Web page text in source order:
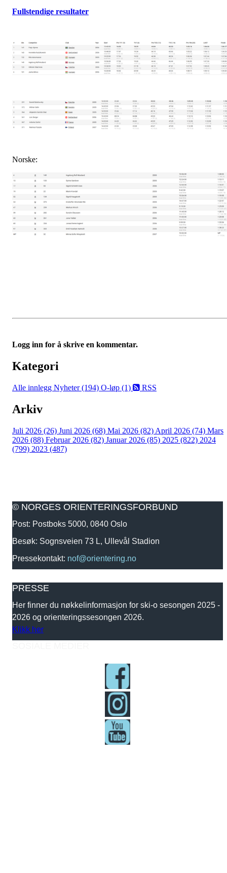
Fullstendige resultater
Norske:
Logg inn for å skrive en kommentar.
Kategori
Alle innlegg Nyheter (194) O-løp (1) RSS
Arkiv
Juli 2026 (26) Juni 2026 (68) Mai 2026 (82) April 2026 (74) Mars
2026 (88) Februar 2026 (82) Januar 2026 (85) 2025 (822) 2024
(799) 2023 (487)
© NORGES ORIENTERINGSFORBUND
Post: Postboks 5000, 0840 Oslo
Besøk: Sognsveien 73 L, Ullevål Stadion
Pressekontakt: nof@orientering.no
PRESSE
Her finner du nøkkelinformasjon for ski-o sesongen 2025 -
2026 og orienteringssesongen 2026.
Klikk her